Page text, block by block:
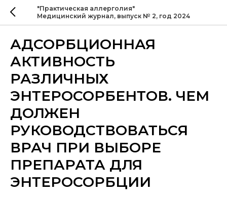
"Практическая аллерголия"
Медицинский журнал, выпуск № 2, год 2024
АДСОРБЦИОННАЯ
АКТИВНОСТЬ
РАЗЛИЧНЫХ
ЭНТЕРОСОРБЕНТОВ. ЧЕМ
ДОЛЖЕН
РУКОВОДСТВОВАТЬСЯ
ВРАЧ ПРИ ВЫБОРЕ
ПРЕПАРАТА ДЛЯ
ЭНТЕРОСОРБЦИИ